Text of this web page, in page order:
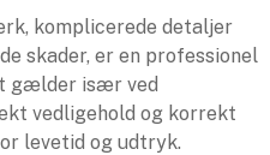
komplicerede detaljer
skader, er en professionel
gælder især ved
vedligehold og korrekt
levetid og udtryk.